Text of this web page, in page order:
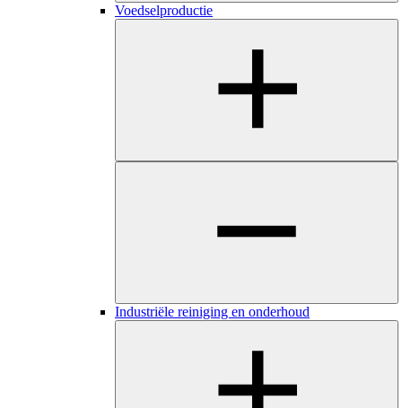
Voedselproductie
Industriële reiniging en onderhoud